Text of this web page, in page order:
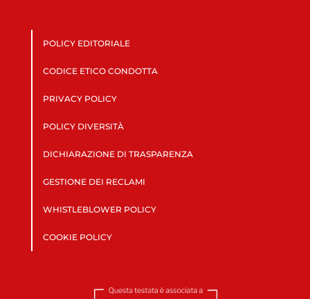
POLICY EDITORIALE
CODICE ETICO CONDOTTA
PRIVACY POLICY
POLICY DIVERSITÀ
DICHIARAZIONE DI TRASPARENZA
GESTIONE DEI RECLAMI
WHISTLEBLOWER POLICY
COOKIE POLICY